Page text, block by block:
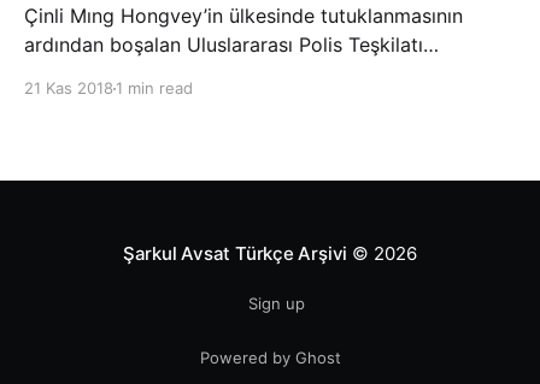
Çinli Mıng Hongvey’in ülkesinde tutuklanmasının
ardından boşalan Uluslararası Polis Teşkilatı
21 Kas 2018 1 min read
Şarkul Avsat Türkçe Arşivi © 2026
Sign up
Powered by Ghost